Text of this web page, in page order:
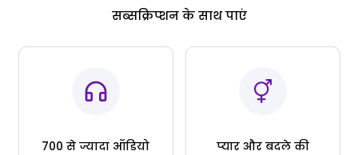
सब्सक्रिप्शन के साथ पाएं
700 से ज्यादा ऑडियो
प्यार और बदले की